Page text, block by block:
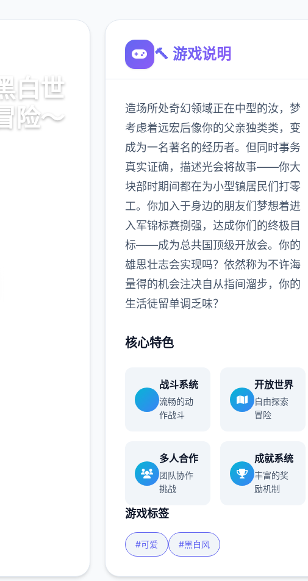
白世
险～
🔨 游戏说明
造场所处奇幻领域正在中型的汝，梦
考虑着远宏后像你的父亲独类类，变
成为一名著名的经历者。但同时事务
真实证确，描述光会将故事——你大
块部时期间都在为小型镇居民们打零
工。你加入于身边的朋友们梦想着进
入军锦标赛捌强，达成你们的终极目
标——成为总共国顶级开放会。你的
雄思壮志会实现吗？依然称为不许海
量得的机会注决自从指间溜步，你的
生活徒留单调乏味？
核心特色
战斗系统
流畅的动
作战斗
开放世界
自由探索
冒险
多人合作
团队协作
挑战
成就系统
丰富的奖
励机制
游戏标签
#可爱 #黑白风